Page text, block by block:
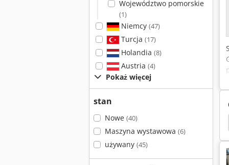
Województwo pomorskie
(1)
Niemcy (47)
Turcja (17)
Holandia (8)
Austria (4)
Pokaż więcej
stan
Nowe (40)
Maszyna wystawowa (6)
używany (45)
Lissmac Sbm-Xs 300